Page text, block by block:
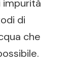
impurità
di
che